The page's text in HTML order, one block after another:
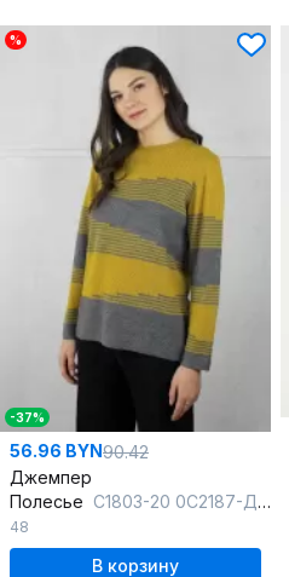
%
-37%
56.96 BYN90.42
Джемпер
Полесье С1803-20 0С2187-Д43 158,164 горчица_(сл)
48
В корзину